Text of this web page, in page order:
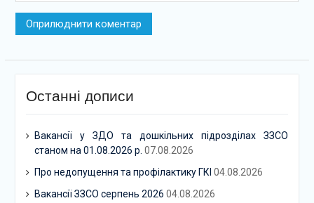
Останні дописи
Вакансії у ЗДО та дошкільних підрозділах ЗЗСО
станом на 01.08.2026 р. 07.08.2026
Про недопущення та профілактику ГКІ 04.08.2026
Вакансії ЗЗСО серпень 2026 04.08.2026